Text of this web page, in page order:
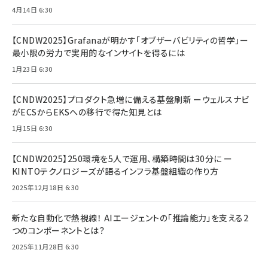
4月14日 6:30
【CNDW2025】Grafanaが明かす「オブザーバビリティの哲学」ー
最小限の労力で実用的なインサイトを得るには
1月23日 6:30
【CNDW2025】プロダクト急増に備える基盤刷新 ーウェルスナビ
がECSからEKSへの移行で得た知見とは
1月15日 6:30
【CNDW2025】250環境を5人で運用、構築時間は30分に ー
KINTOテクノロジーズが語るインフラ基盤組織の作り方
2025年12月18日 6:30
新たな自動化で熱視線！ AIエージェントの「推論能力」を支える2
つのコンポーネントとは？
2025年11月28日 6:30